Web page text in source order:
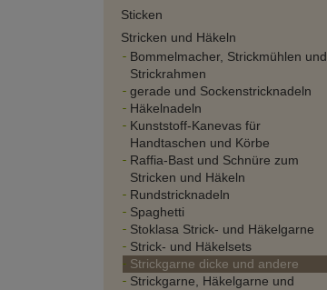
Sticken
Stricken und Häkeln
Bommelmacher, Strickmühlen und
Strickrahmen
gerade und Sockenstricknadeln
Häkelnadeln
Kunststoff-Kanevas für
Handtaschen und Körbe
Raffia-Bast und Schnüre zum
Stricken und Häkeln
Rundstricknadeln
Spaghetti
Stoklasa Strick- und Häkelgarne
Strick- und Häkelsets
Strickgarne dicke und andere
Strickgarne, Häkelgarne und